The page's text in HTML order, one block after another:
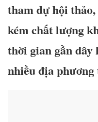
tham dự hội
kém chất lượng
thời gian gần
nhiều địa